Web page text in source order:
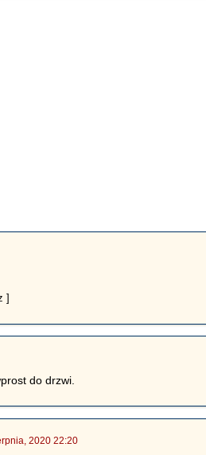
]
do drzwi.
2020 22:20